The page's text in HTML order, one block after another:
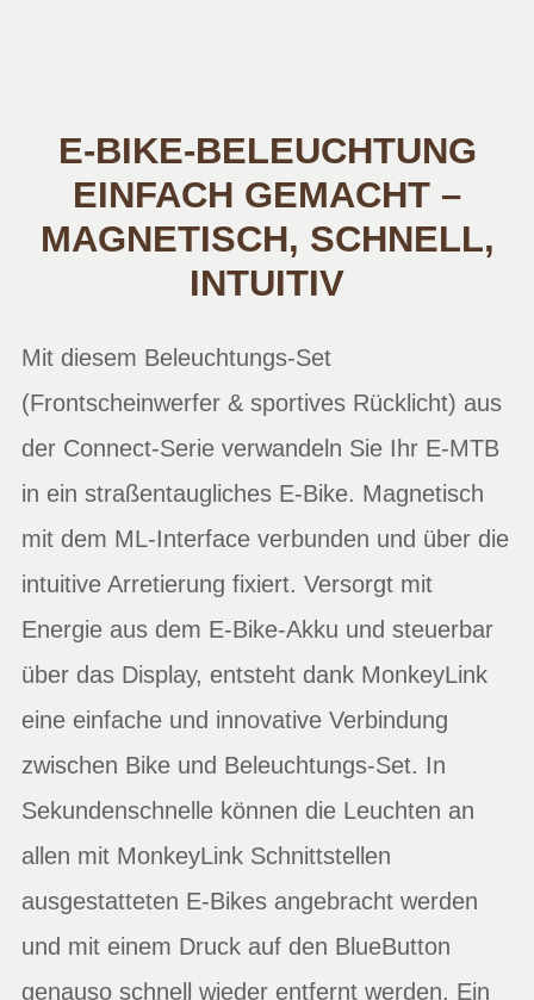
E-BIKE-BELEUCHTUNG
EINFACH GEMACHT –
MAGNETISCH, SCHNELL,
INTUITIV
Mit diesem Beleuchtungs-Set
(Frontscheinwerfer & sportives Rücklicht) aus
der Connect-Serie verwandeln Sie Ihr E-MTB
in ein straßentaugliches E-Bike. Magnetisch
mit dem ML-Interface verbunden und über die
intuitive Arretierung fixiert. Versorgt mit
Energie aus dem E-Bike-Akku und steuerbar
über das Display, entsteht dank MonkeyLink
eine einfache und innovative Verbindung
zwischen Bike und Beleuchtungs-Set. In
Sekundenschnelle können die Leuchten an
allen mit MonkeyLink Schnittstellen
ausgestatteten E-Bikes angebracht werden
und mit einem Druck auf den BlueButton
genauso schnell wieder entfernt werden. Ein